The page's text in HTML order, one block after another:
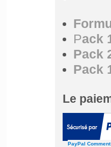
Pack
Pack
Pack
Le
PayPal